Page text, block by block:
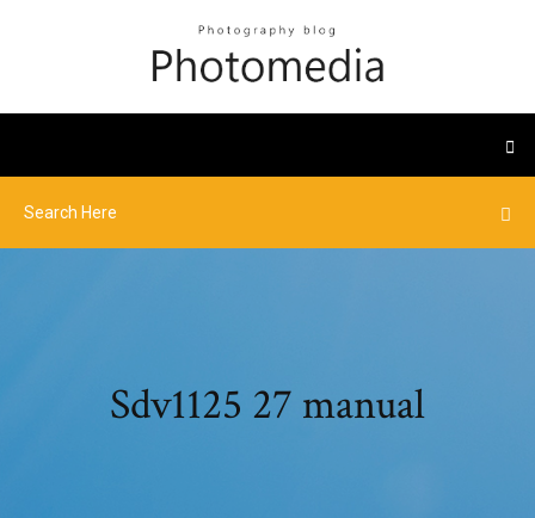
Sdv1125 27 manual